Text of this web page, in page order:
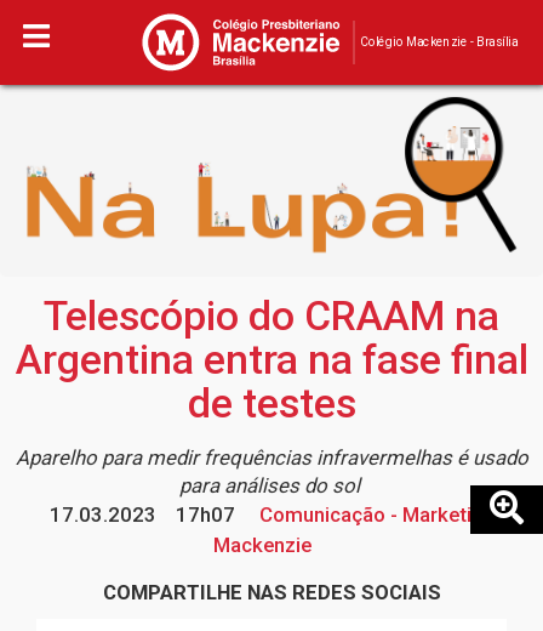
Colégio Mackenzie - Brasília
Telescópio do CRAAM na
Argentina entra na fase final
de testes
Aparelho para medir frequências infravermelhas é usado
para análises do sol
17.03.2023
17h07
Comunicação - Marketing
Mackenzie
COMPARTILHE NAS REDES SOCIAIS